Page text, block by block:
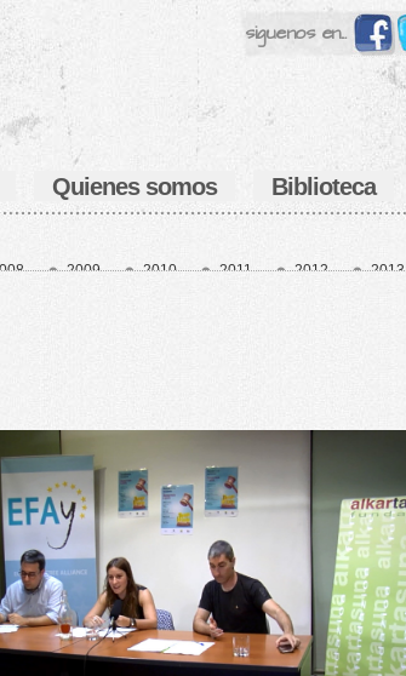
siguenos en...
Quienes somos Biblioteca
2009 2010 2011 2012
2013